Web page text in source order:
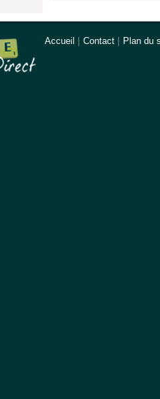
Accueil Contact Plan du